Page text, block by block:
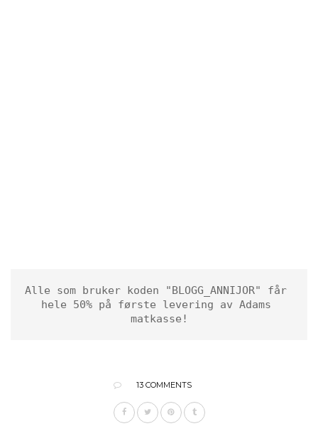
Alle som bruker koden "BLOGG_ANNIJOR" får
hele 50% på første levering av Adams
matkasse!
13 COMMENTS